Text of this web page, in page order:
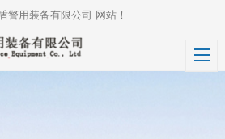
警用装备有限公司 网站！